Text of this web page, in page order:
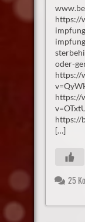
https://
oder-
https://
https://
https://
[…]
25